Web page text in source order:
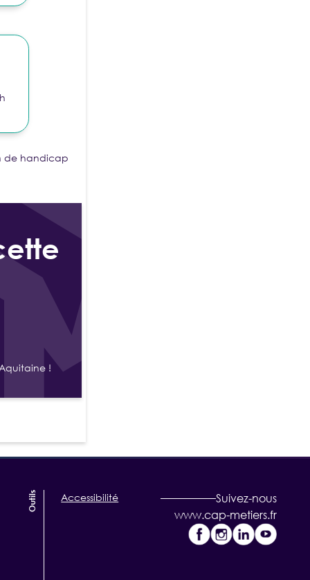
de handicap
!
Outils Accessibilité
Suivez-nous
www.cap-metiers.fr